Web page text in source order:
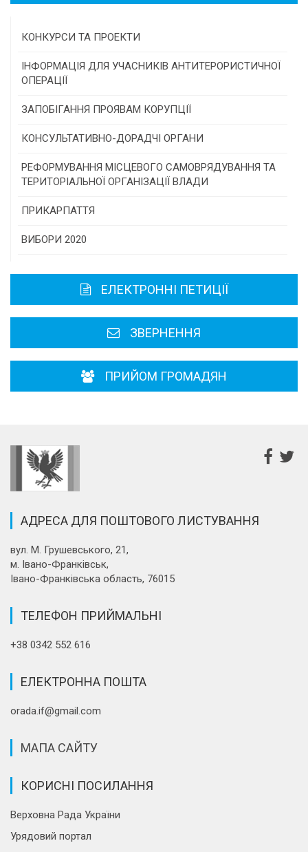
КОНКУРСИ ТА ПРОЕКТИ
Конкурс проектів та програм місцевого
самоврядування
Конкурс інститутів громадянського суспільства
Програми/конкурси МТД
ІНФОРМАЦІЯ ДЛЯ УЧАСНИКІВ АНТИТЕРОРИСТИЧНОЇ
ОПЕРАЦІЇ
ЗАПОБІГАННЯ ПРОЯВАМ КОРУПЦІЇ
КОНСУЛЬТАТИВНО-ДОРАДЧІ ОРГАНИ
Консультативна рада
РЕФОРМУВАННЯ МІСЦЕВОГО САМОВРЯДУВАННЯ ТА
ТЕРИТОРІАЛЬНОЇ ОРГАНІЗАЦІЇ ВЛАДИ
ПРИКАРПАТТЯ
Історична довідка
Районні, міські ради
ВИБОРИ 2020
ЕЛЕКТРОННІ ПЕТИЦІЇ
ЗВЕРНЕННЯ
ПРИЙОМ ГРОМАДЯН
АДРЕСА ДЛЯ ПОШТОВОГО ЛИСТУВАННЯ
вул. М. Грушевського, 21,
м. Івано-Франківськ,
Івано-Франківська область, 76015
ТЕЛЕФОН ПРИЙМАЛЬНІ
+38 0342 552 616
ЕЛЕКТРОННА ПОШТА
orada.if@gmail.com
МАПА САЙТУ
КОРИСНІ ПОСИЛАННЯ
Верховна Рада України
Урядовий портал